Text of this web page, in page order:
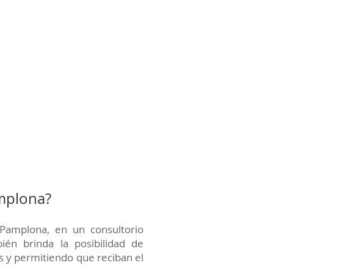
en un consultorio
brinda la posibilidad de
y permitiendo que reciban el